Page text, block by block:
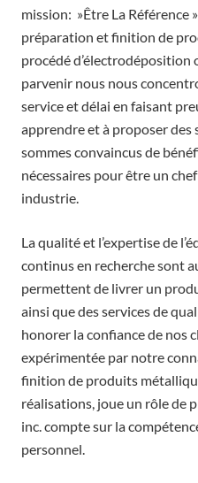
mission: »Être La Référence
préparation et finition de
procédé
parvenir nous nous
service et délai en faisant
apprendre et à proposer
sommes convaincus de
nécessaires pour être un
industrie.
La qualité et l’expertise de
continus en recherche sont
permettent de livrer un
ainsi que des services de
honorer la confiance de nos
expérimentée par notre
finition de produits
réalisations, joue un rôle de
inc. compte sur la
personnel.